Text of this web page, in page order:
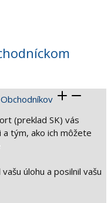
(preklad SK) vás
tým, ako ich môžete
úlohu a posilnil vašu